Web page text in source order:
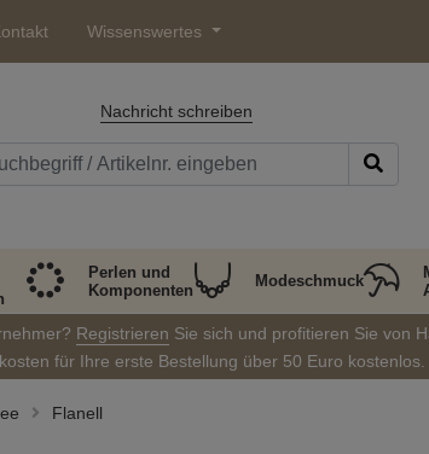
Wissenswertes
Nachricht schreiben
Perlen und
Komponenten
Modeschmuck
Registrieren Sie sich und profitieren Sie von
für Ihre erste Bestellung über 50 Euro
Flanell